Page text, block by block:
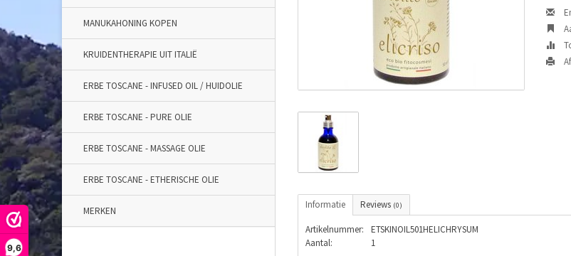
9,6
MANUKAHONING KOPEN
KRUIDENTHERAPIE UIT ITALIË
ERBE TOSCANE - INFUSED OIL / HUIDOLIE
ERBE TOSCANE - PURE OLIE
ERBE TOSCANE - MASSAGE OLIE
ERBE TOSCANE - ETHERISCHE OLIE
MERKEN
Informatie Reviews (0)
Artikelnummer:
ETSKINOIL501HELICHRYSUM
Aantal:
1